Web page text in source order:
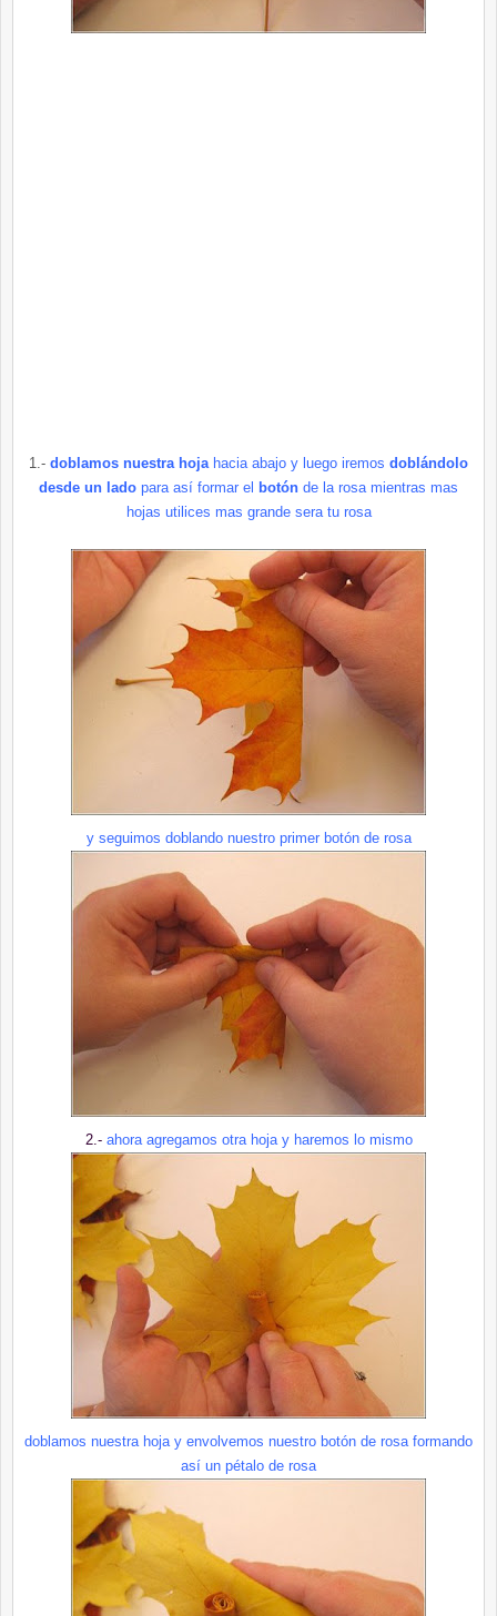
1.- doblamos nuestra hoja hacia abajo y luego iremos doblándolo
desde un lado para así formar el botón de la rosa mientras mas
hojas utilices mas grande sera tu rosa
y seguimos doblando nuestro primer botón de rosa
2.-ahora agregamos otra hoja y haremos lo mismo
doblamos nuestra hoja y envolvemos nuestro botón de rosa formando
así un pétalo de rosa